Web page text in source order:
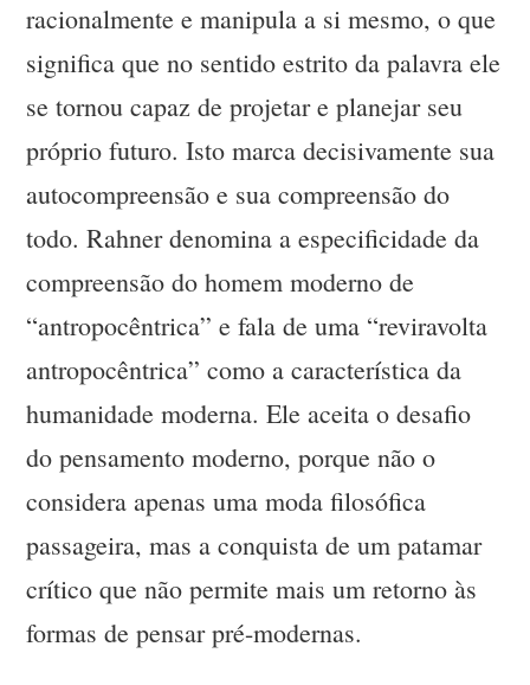
racionalmente e manipula a si mesmo, o que
significa que no sentido estrito da palavra ele
se tornou capaz de projetar e planejar seu
próprio futuro. Isto marca decisivamente sua
autocompreensão e sua compreensão do
todo. Rahner denomina a especificidade da
compreensão do homem moderno de
“antropocêntrica” e fala de uma “reviravolta
antropocêntrica” como a característica da
humanidade moderna. Ele aceita o desafio
do pensamento moderno, porque não o
considera apenas uma moda filosófica
passageira, mas a conquista de um patamar
crítico que não permite mais um retorno às
formas de pensar pré-modernas.